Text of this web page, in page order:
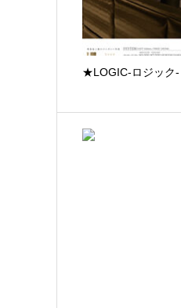
★LOGIC-ロジック-